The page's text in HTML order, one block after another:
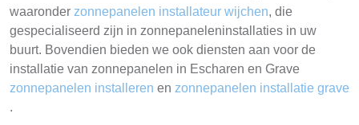
waaronder zonnepanelen installateur wijchen, die
gespecialiseerd zijn in zonnepaneleninstallaties in uw
buurt. Bovendien bieden we ook diensten aan voor de
installatie van zonnepanelen in Escharen en Grave
zonnepanelen installeren en zonnepanelen installatie grave
.